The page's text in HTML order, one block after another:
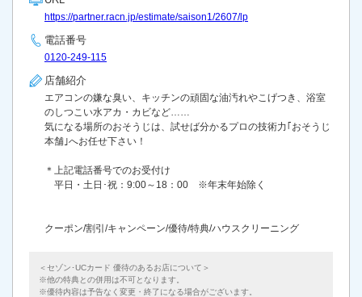
https://partner.racn.jp/estimate/saison1/2607/lp
電話番号
0120-249-115
店舗紹介
エアコンの嫌な臭い、キッチンの頑固な油汚れやこげつき、浴室
のしつこい水アカ・カビなど……
気になる場所のおそうじは、試せば分かるプロの技術力｢おそうじ
本舗｣へお任せ下さい！
＊上記電話番号でのお受付け
平日・土日･祝：9:00～18：00 ※年末年始除く
クーポン/割引/キャンペーン/優待/特典/ハウスクリーニング
＜セゾン･UCカード 優待のあるお店について＞
他の特典との併用は不可となります。
優待内容は予告なく変更・終了になる場合がございます。